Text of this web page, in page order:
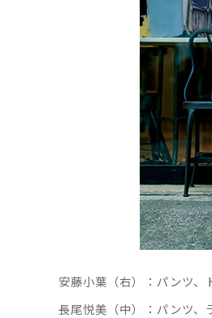
安藤小葉（右）： パンツ、
長尾悦美（中）： パンツ、